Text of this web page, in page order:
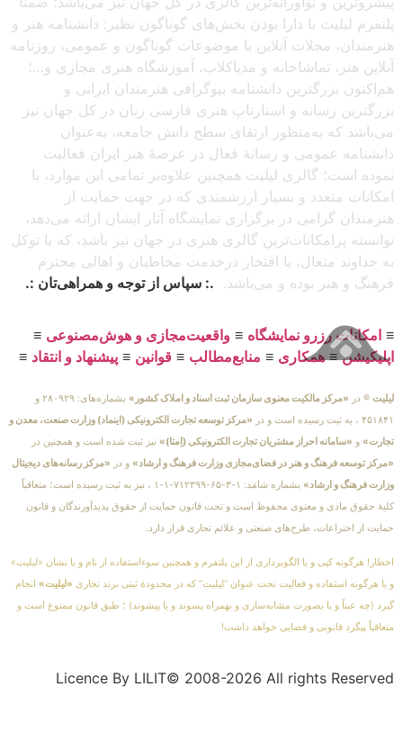
پلتفرم لیلیت با دارا بودن بخش‌های گوناگون نظیر: دانشنامه هنر و
هنرمندان، مجلات آنلاین با موضوعات گوناگون و عمومی، روزنامه
آنلاین هنر، تماشاخانه و مدیاکلاب، آموزشگاه هنری مجازی و…؛
هم‌اکنون بزرگترین دانشنامه بیوگرافی هنرمندان ایرانی و
بزرگترین رسانه و استارتاپ هنری فارسی زبان در کل جهان نیز
می‌باشد که به‌منظور ارتقای سطح دانش جامعه، به‌عنوان
دانشنامه عمومی و رسانهٔ فعال در عرصهٔ هنر ایران فعالیت
نموده است؛ گالری لیلیت همچنین علاوه‌بر تمامی این موارد، با
امکانات متعدد و بسیار ارزشمندی که در جهت حمایت از
هنرمندان گرامی در برگزاری نمایشگاه آثار ایشان ارائه می‌دهد،
توانسته پرامکانات‌ترین گالری هنری در جهان نیز باشد، که با توکل
به خداوند متعال، با افتخار درخدمت مخاطبان و اهالی محترم
فرهنگ و هنر بوده و می‌باشد. .: سپاس از توجه و همراهی‌تان :.
≡ امکانات رزرو نمایشگاه ≡ واقعیت‌مجازی و هوش‌مصنوعی ≡
اپلیکیشن≡همکاری ≡ منابع‌مطالب ≡ قوانین ≡ پیشنهاد و انتقاد ≡
لیلیت ® در «مرکز مالکیت معنوی سازمان ثبت اسناد و املاک کشور»
بشماره‌های: ۲۸۰۹۲۹ و
۴۵۱۸۴۱ ، به ثبت رسیده است و در
«مرکز توسعه تجارت الکترونیکی (اینماد) وزارت صنعت، معدن و
تجارت» و «سامانه احراز مشتریان تجارت الکترونیکی (اِمتا)» نیز ثبت شده است و همچنین در
«مرکز توسعه فرهنگ و هنر در فضای‌مجازی وزارت فرهنگ و ارشاد» و در «مرکز رسانه‌های دیجیتال
وزارت فرهنگ و ارشاد»
بشماره شامَد: ۱-۳-۶۵-۷۱۲۳۹۹-۱-۱ ، نیز به ثبت رسیده است؛ متعاقباً
کلیهٔ حقوق مادی و معنوی محفوظ است و تحت قانون حمایت از حقوق پدیدآورندگان و قانون
حمایت از اختراعات، طرح‌های صنعتی و علائم تجاری قرار دارد.
اخطار! هرگونه کپی و یا الگوبرداری از این پلتفرم و همچنین سوءاستفاده از نام و یا نشان «لیلیت»
و یا هرگونه استفاده و فعالیت تحت عنوان “لیلیت” که در محدودهٔ ثبتی برند تجاری «لیلیت» انجام
گیرد (چه عیناً و یا بصورت مشابه‌سازی و بهمراه پسوند و یا پیشوند) ؛ طبق قانون ممنوع است و
متعاقباً پیگرد قانونی و قضایی خواهد داشت!
Licence By LILIT© 2008-2026 All rights Reserved